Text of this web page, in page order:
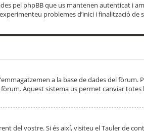
pel phpBB que us mantenen autenticat i
problemes d’inici i finalització
a la base de dades del fòrum.
Aquest sistema us permet canviar totes
del vostre. Si és així, visiteu el Tauler de